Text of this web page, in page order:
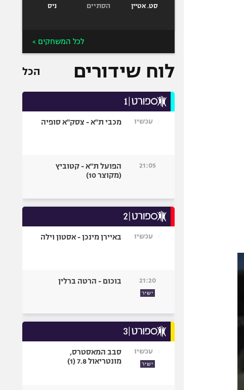
סט. אטיין הסתיים ניס
לכל המשחקים >
לוח שידורים הכל
עכשיו מכבי ת"א - צסק"א סופיה
21:05
הפועל ת"א - קטוביץ
(מקוצר 10)
עכשיו באיירן מינכן - אסטון וילה
21:20
ישיר
בוכום - הרטה ברלין
עכשיו
ישיר
סבב המאסטרס,
מונטריאול 7.8 (1)